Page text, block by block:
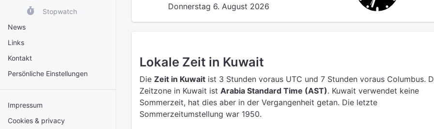
Stopwatch
News
Links
Kontakt
Persönliche Einstellungen
Impressum
Cookies & privacy
Donnerstag 6. August 2026
Lokale Zeit in Kuwait
Die Zeit in Kuwait ist 3 Stunden voraus UTC und 7 Stunden voraus Columbus.
Zeitzone in Kuwait ist Arabia Standard Time (AST). Kuwait verwendet keine
Sommerzeit, hat dies aber in der Vergangenheit getan. Die letzte
Sommerzeitumstellung war 1950.